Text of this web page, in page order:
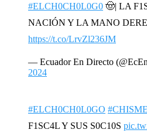
#ELCH0CH0L0G0 🤠| LA
NACIÓN Y LA MANO
https://t.co/LrvZl236JM
— Ecuador En Directo
2024
#ELCH0CH0L0GO
F1SC4L Y SUS S0C10S